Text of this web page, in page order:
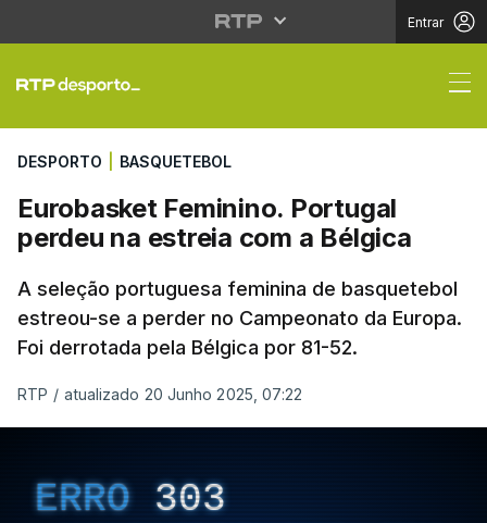
Entrar
Eurobasket
DESPORTO BASQUETEBOL
Eurobasket Feminino. Portugal
perdeu na estreia com a Bélgica
A seleção portuguesa feminina de basquetebol
estreou-se a perder no Campeonato da Europa.
Foi derrotada pela Bélgica por 81-52.
RTP / atualizado 20 Junho 2025, 07:22
ERRO 303